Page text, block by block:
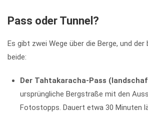
Pass oder Tunnel?
Es gibt zwei Wege über die Berge, und
beide:
Der Tahtakaracha-Pass
ursprüngliche Bergstraße mit den
Fotostopps. Dauert etwa 30 Minuten